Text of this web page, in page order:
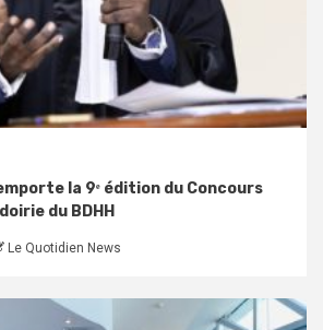
la 9ᵉ édition du Concours
du BDHH
Le Quotidien News